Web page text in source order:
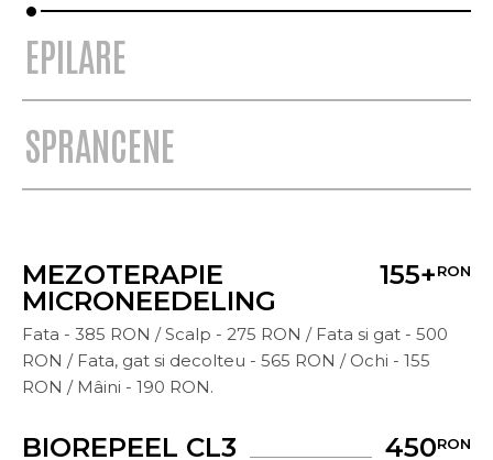
EPILARE
SPRANCENE
MEZOTERAPIE
MICRONEEDELING
155+RON
Fata - 385 RON / Scalp - 275 RON / Fata si gat - 500
RON / Fata, gat si decolteu - 565 RON / Ochi - 155
RON / Mâini - 190 RON.
BIOREPEEL CL3 450RON